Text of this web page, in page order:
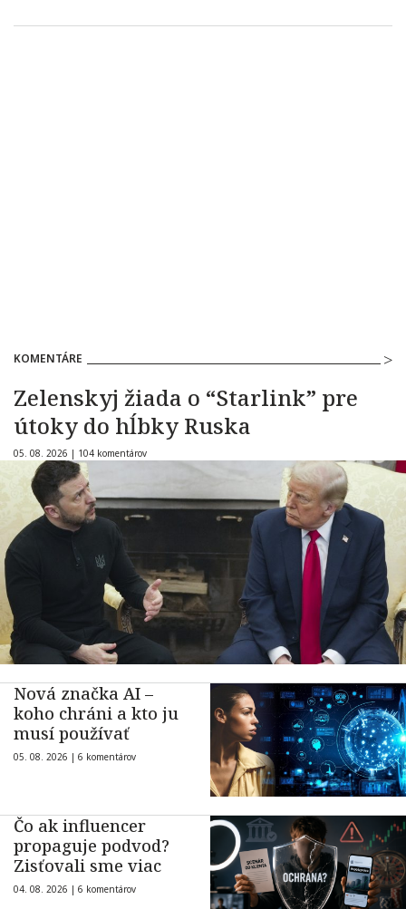
KOMENTÁRE
Zelenskyj žiada o “Starlink” pre
útoky do hĺbky Ruska
05. 08. 2026 | 104 komentárov
Nová značka AI –
koho chráni a kto ju
musí používať
05. 08. 2026 | 6 komentárov
Čo ak influencer
propaguje podvod?
Zisťovali sme viac
04. 08. 2026 | 6 komentárov